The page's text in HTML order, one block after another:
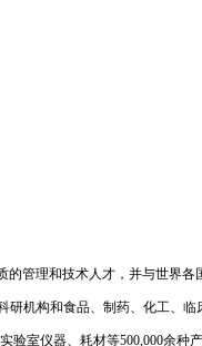
管理和技术人才，并与世界
机构和食品、制药、化工、
室仪器、耗材等500,000余种